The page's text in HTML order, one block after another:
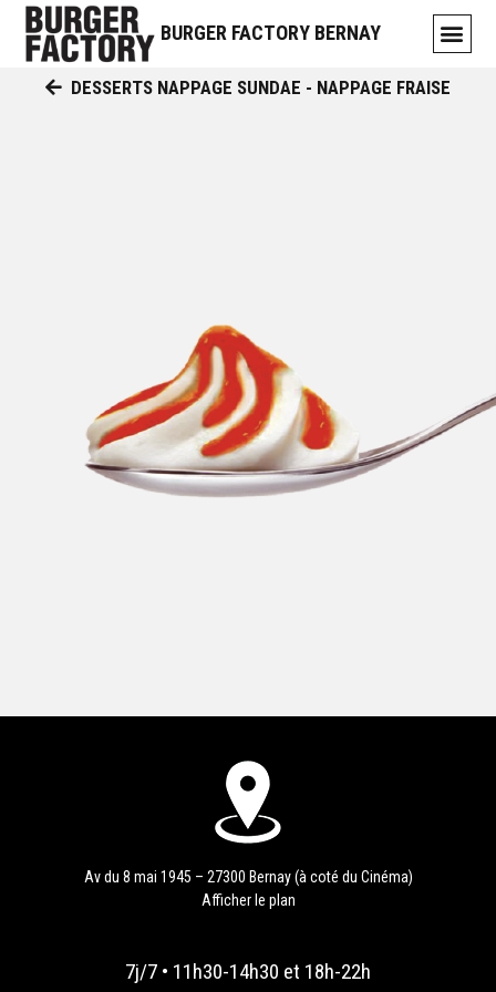
BURGER FACTORY BERNAY
DESSERTS NAPPAGE SUNDAE - NAPPAGE FRAISE
Av du 8 mai 1945 – 27300 Bernay (à coté du Cinéma)
Afficher le plan
7j/7 • 11h30-14h30 et 18h-22h